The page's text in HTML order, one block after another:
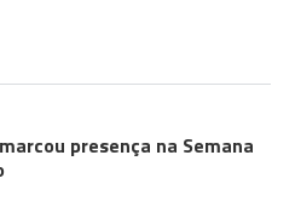
presença na Semana